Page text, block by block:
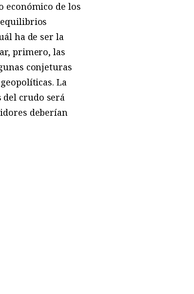
económico de los
equilibrios
ha de ser la
primero, las
conjeturas
La
del crudo será
deberían